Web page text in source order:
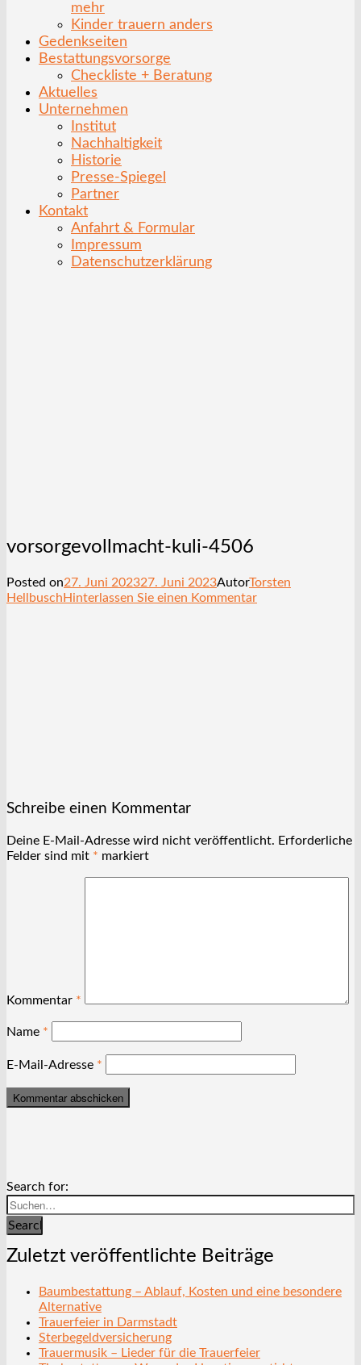
mehr
Kinder trauern anders
Gedenkseiten
Bestattungsvorsorge
Checkliste + Beratung
Aktuelles
Unternehmen
Institut
Nachhaltigkeit
Historie
Presse-Spiegel
Partner
Kontakt
Anfahrt & Formular
Impressum
Datenschutzerklärung
vorsorgevollmacht-kuli-4506
Posted on27. Juni 202327. Juni 2023AutorTorsten
Hellbusch Hinterlassen Sie einen Kommentar
Schreibe einen Kommentar
Deine E-Mail-Adresse wird nicht veröffentlicht. Erforderliche
Felder sind mit * markiert
Kommentar *
Name *
E-Mail-Adresse *
Search for:
Search
Zuletzt veröffentlichte Beiträge
Baumbestattung – Ablauf, Kosten und eine besondere
Alternative
Trauerfeier in Darmstadt
Sterbegeldversicherung
Trauermusik – Lieder für die Trauerfeier